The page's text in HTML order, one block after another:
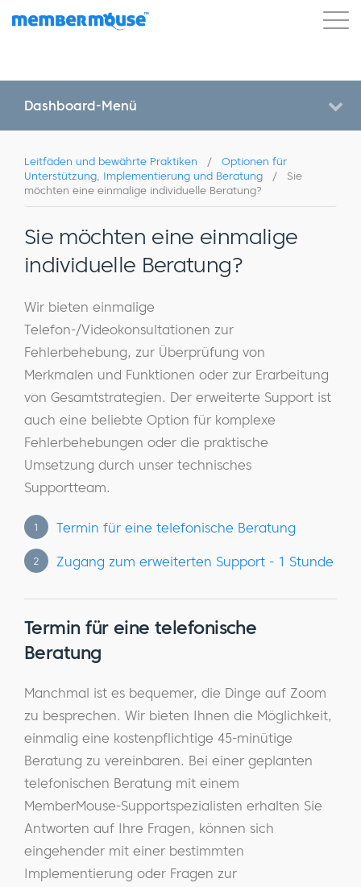
Dashboard-Menü
Leitfäden und bewährte Praktiken / Optionen für
Unterstützung, Implementierung und Beratung / Sie
möchten eine einmalige individuelle Beratung?
Sie möchten eine einmalige
individuelle Beratung?
Wir bieten einmalige
Telefon-/Videokonsultationen zur
Fehlerbehebung, zur Überprüfung von
Merkmalen und Funktionen oder zur Erarbeitung
von Gesamtstrategien. Der erweiterte Support ist
auch eine beliebte Option für komplexe
Fehlerbehebungen oder die praktische
Umsetzung durch unser technisches
Supportteam.
1 Termin für eine telefonische Beratung
2 Zugang zum erweiterten Support - 1 Stunde
Termin für eine telefonische
Beratung
Manchmal ist es bequemer, die Dinge auf Zoom
zu besprechen. Wir bieten Ihnen die Möglichkeit,
einmalig eine kostenpflichtige 45-minütige
Beratung zu vereinbaren. Bei einer geplanten
telefonischen Beratung mit einem
MemberMouse-Supportspezialisten erhalten Sie
Antworten auf Ihre Fragen, können sich
eingehender mit einer bestimmten
Implementierung oder Fragen zur